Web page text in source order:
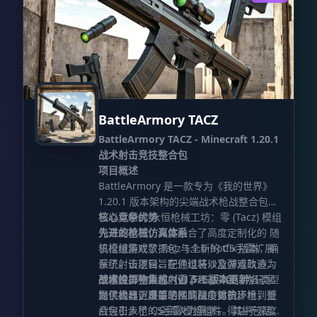
BattleArmory TACZ
BattleArmory TACZ - Minecraft 1.20.1
战术射击竞技整合包
项目概述
BattleArmory 是一款专为《我的世界》
1.20.1 版本架构的尖端战术枪战整合包。
它以卓越的 永恒枪械工坊：零 (Tacz) 模组
为开发基石，深度融合了高度定制化的 随
机枪械游戏数据包 与全新的 CS手雷扩展
系统。该项目旨在通过将沙盒游戏改造为
硬核的第一人称射击 (FPS) 平台，为玩家
提供极具沉浸感的团队战争体验。
核心竞争优势
先进的枪械仿真体系
该模组集成了 Tacz 1.1.6-hotfix 版本，确
保了射击逻辑、配件组装以及弹道轨迹的
严谨性。整合包内置了超过 300 种各类型
现代武器，覆盖了从高精度狙击步枪到近
战突击步枪的全面火力需求。得益于深度
战术投掷物集成（v1.5.1 版本更新）
为了构建更具策略性的深度对抗环境，整
合包引入了 CS手雷模组组件。其中包括四